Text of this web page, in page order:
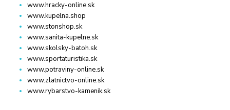
www.hracky-online.sk
www.kupelna.shop
www.stonshop.sk
www.sanita-kupelne.sk
www.skolsky-batoh.sk
www.sportaturistika.sk
www.potraviny-online.sk
www.zlatnictvo-online.sk
www.rybarstvo-kamenik.sk